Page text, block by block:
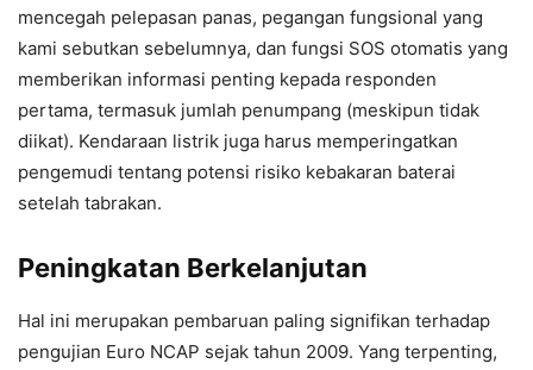
mencegah pelepasan panas, pegangan fungsional yang
kami sebutkan sebelumnya, dan fungsi SOS otomatis yang
memberikan informasi penting kepada responden
pertama, termasuk jumlah penumpang (meskipun tidak
diikat). Kendaraan listrik juga harus memperingatkan
pengemudi tentang potensi risiko kebakaran baterai
setelah tabrakan.
Peningkatan Berkelanjutan
Hal ini merupakan pembaruan paling signifikan terhadap
pengujian Euro NCAP sejak tahun 2009. Yang terpenting,